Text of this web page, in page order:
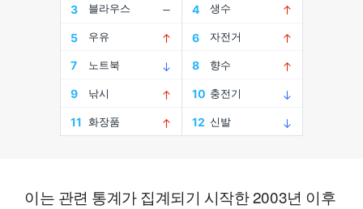
이는 관련 통계가 집계되기 시작한 2003년 이후